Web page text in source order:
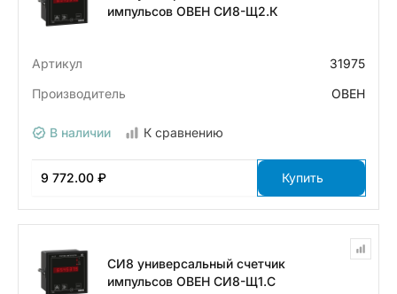
импульсов ОВЕН СИ8-Щ2.К
Артикул
31975
Производитель
ОВЕН
В наличии К сравнению
9 772.00 ₽ Купить
СИ8 универсальный счетчик
импульсов ОВЕН СИ8-Щ1.С